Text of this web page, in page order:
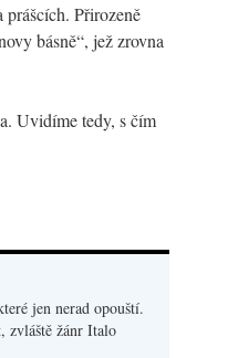
prášcích. Přirozeně
básně“, jež zrovna
Uvidíme tedy, s čím
jen nerad opouští.
zvláště žánr Italo